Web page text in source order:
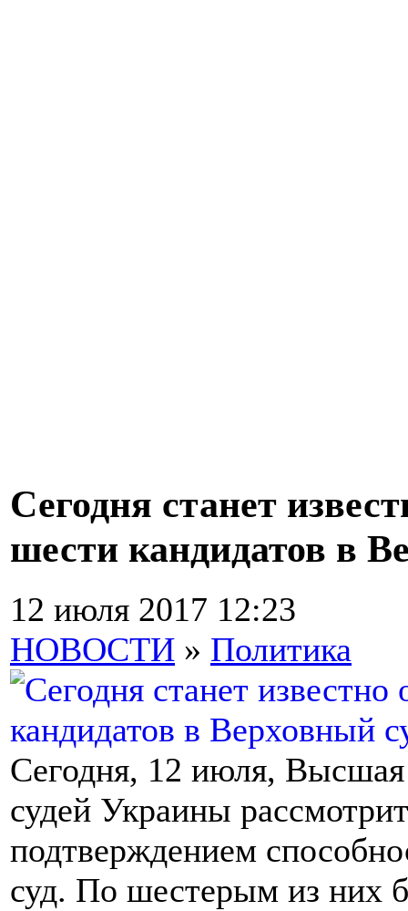
Сегодня станет
шести кандидатов в
12 июля 2017 12:23
НОВОСТИ » Политика
Сегодня, 12 июля, Высшая
судей Украины
подтверждением
суд. По шестерым из них